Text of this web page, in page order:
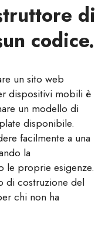
di
codice.
un sito web
dispositivi mobili è
un modello di
disponibile.
facilmente a una
la
le proprie esigenze.
di costruzione del
chi non ha